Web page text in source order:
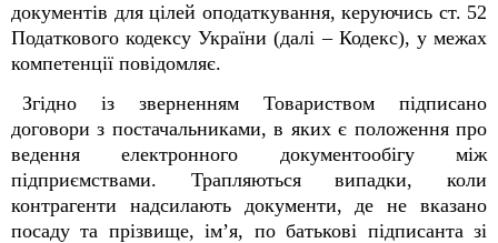
документів для цілей оподаткування, керуючись ст. 52
Податкового кодексу України (далі – Кодекс), у межах
компетенції повідомляє.
Згідно із зверненням Товариством підписано
договори з постачальниками, в яких є положення про
ведення електронного документообігу між
підприємствами. Трапляються випадки, коли
контрагенти надсилають документи, де не вказано
посаду та прізвище, ім’я, по батькові підписанта зі